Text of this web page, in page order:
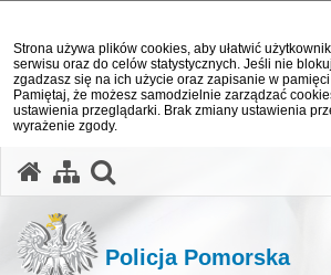
Strona używa plików cookies, aby ułatwić
serwisu oraz do celów statystycznych. Jeśli nie
zgadzasz się na ich użycie oraz zapisanie w
Pamiętaj, że możesz samodzielnie zarządzać
ustawienia przeglądarki. Brak zmiany ustawienia
wyrażenie zgody.
Policja Pomorska